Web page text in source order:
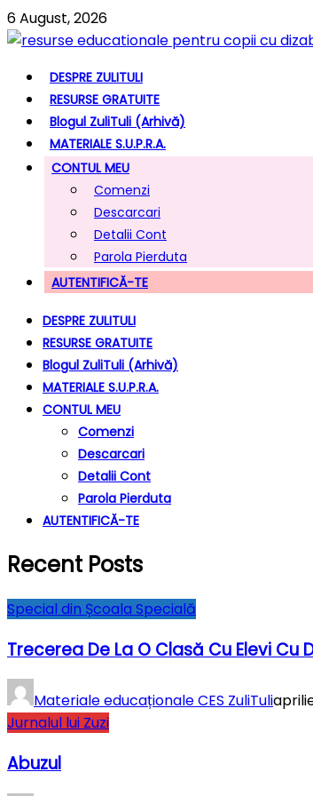
6 August, 2026
DESPRE ZULITULI
RESURSE GRATUITE
Blogul ZuliTuli (arhivă)
MATERIALE S.U.P.R.A.
CONTUL MEU
Comenzi
Descarcari
Detalii Cont
Parola Pierduta
AUTENTIFICĂ-TE
DESPRE ZULITULI
RESURSE GRATUITE
Blogul ZuliTuli (arhivă)
MATERIALE S.U.P.R.A.
CONTUL MEU
Comenzi
Descarcari
Detalii Cont
Parola Pierduta
AUTENTIFICĂ-TE
Recent Posts
Special din Școala Specială
Trecerea De La O Clasă Cu Elevi
Materiale educaționale CES ZuliTuli
Jurnalul lui Zuzi
Abuzul